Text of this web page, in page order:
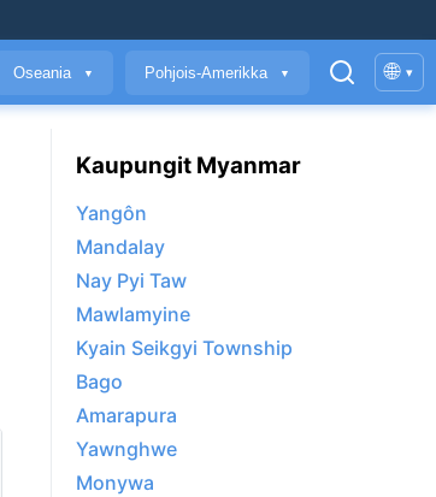
Oseania ▼ Pohjois-Amerikka ▼ 🌐 ▾
Kaupungit Myanmar
Yangôn
Mandalay
Nay Pyi Taw
Mawlamyine
Kyain Seikgyi Township
Bago
Amarapura
Yawnghwe
Monywa